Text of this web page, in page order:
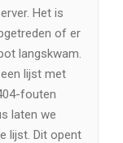
Het is
of er
langskwam.
lijst met
fouten
laten we
lijst. Dit opent